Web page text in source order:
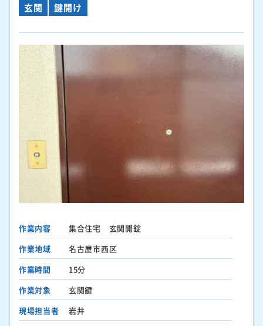
玄関 鍵開け
作業内容
集合住宅 玄関開錠
作業地域
名古屋市西区
作業時間
15分
作業対象
玄関鍵
現場担当者
岩井